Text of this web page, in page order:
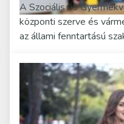
A Szociális és
központi szerve és
az állami fenntartású